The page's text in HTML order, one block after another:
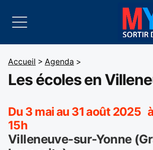
Accueil > Agenda >
Les écoles en
Du 3 mai au 31 août 2025
15h
Villeneuve-sur-Yonne